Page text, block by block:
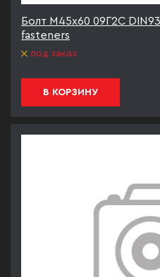
Болт М45х60 09Г2С
fasteners
под заказ
В КОРЗИНУ